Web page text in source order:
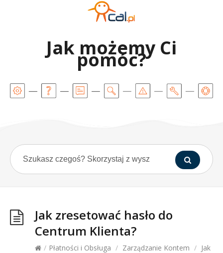
Jak możemy Ci
pomóc?
Jak zresetować hasło do
Centrum Klienta?
/ Płatności i Obsługa / Zarządzanie Kontem / Jak